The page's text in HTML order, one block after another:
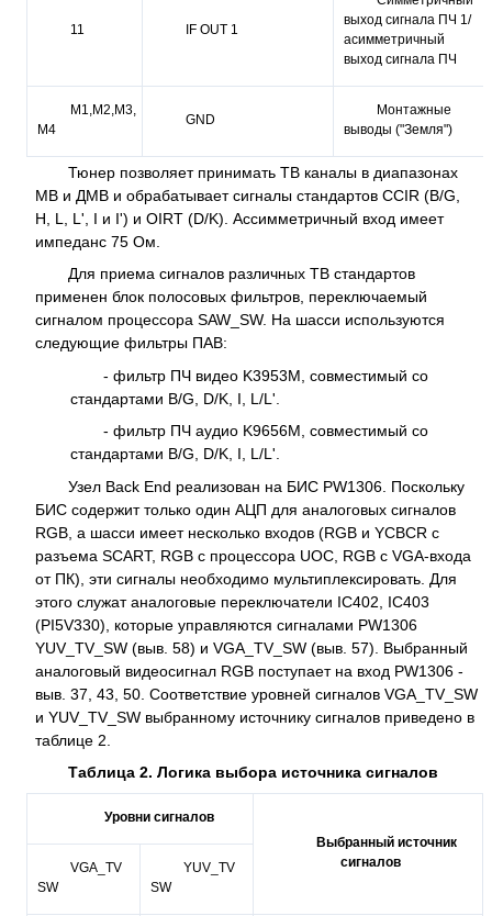
11 IF OUT 1
выход сигнала ПЧ 1/
асимметричный
выход сигнала ПЧ
M1,M2,M3,
M4
GND
Монтажные
выводы ("Земля")
Тюнер позволяет принимать ТВ каналы в диапазонах
МВ и ДМВ и обрабатывает сигналы стандартов CCIR (B/G,
H, L, L', I и I') и OIRT (D/K). Ассимметричный вход имеет
импеданс 75 Ом.
Для приема сигналов различных ТВ стандартов
применен блок полосовых фильтров, переключаемый
сигналом процессора SAW_SW. На шасси используются
следующие фильтры ПАВ:
- фильтр ПЧ видео K3953M, совместимый со
стандартами B/G, D/K, I, L/L'.
- фильтр ПЧ аудио K9656M, совместимый со
стандартами B/G, D/K, I, L/L'.
Узел Back End реализован на БИС PW1306. Поскольку
БИС содержит только один АЦП для аналоговых сигналов
RGB, а шасси имеет несколько входов (RGB и YCBCR с
разъема SCART, RGB с процессора UOC, RGB с VGA-входа
от ПК), эти сигналы необходимо мультиплексировать. Для
этого служат аналоговые переключатели IC402, IC403
(PI5V330), которые управляются сигналами PW1306
YUV_TV_SW (выв. 58) и VGA_TV_SW (выв. 57). Выбранный
аналоговый видеосигнал RGB поступает на вход PW1306 -
выв. 37, 43, 50. Соответствие уровней сигналов VGA_TV_SW
и YUV_TV_SW выбранному источнику сигналов приведено в
таблице 2.
Таблица 2. Логика выбора источника сигналов
Уровни сигналов
Выбранный источник
сигналов
VGA_TV
SW
YUV_TV
SW